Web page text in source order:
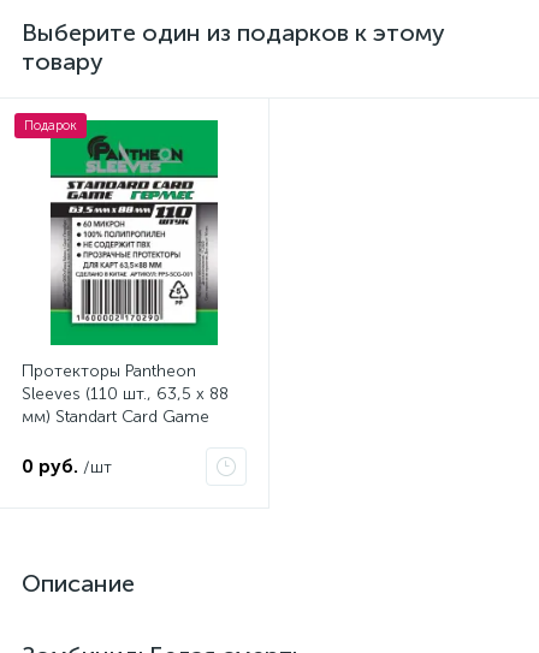
Выберите один из подарков к этому
товару
Подарок
Протекторы Pantheon
Sleeves (110 шт., 63,5 x 88
мм) Standart Card Game
0 руб. /шт
Описание